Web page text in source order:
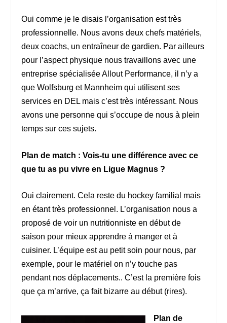
Oui comme je le disais l’organisation est très
professionnelle. Nous avons deux chefs matériels,
deux coachs, un entraîneur de gardien. Par ailleurs
pour l’aspect physique nous travaillons avec une
entreprise spécialisée Allout Performance, il n’y a
que Wolfsburg et Mannheim qui utilisent ses
services en DEL mais c’est très intéressant. Nous
avons une personne qui s’occupe de nous à plein
temps sur ces sujets.
Plan de match : Vois-tu une différence avec ce
que tu as pu vivre en Ligue Magnus ?
Oui clairement. Cela reste du hockey familial mais
en étant très professionnel. L’organisation nous a
proposé de voir un nutritionniste en début de
saison pour mieux apprendre à manger et à
cuisiner. L’équipe est au petit soin pour nous, par
exemple, pour le matériel on n’y touche pas
pendant nos déplacements.. C’est la première fois
que ça m’arrive, ça fait bizarre au début (rires).
Plan de